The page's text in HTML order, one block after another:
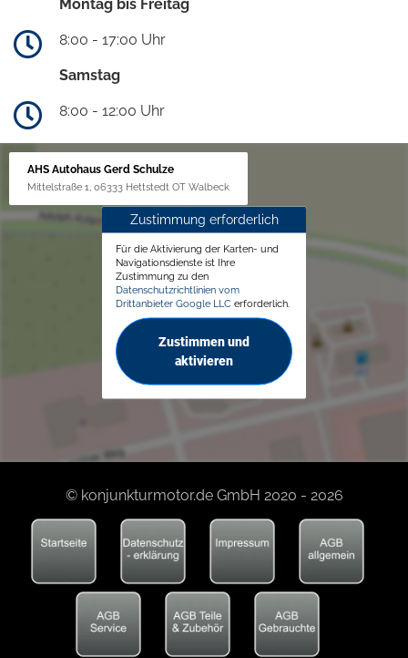
Montag bis Freitag
8:00 - 17:00 Uhr
Samstag
8:00 - 12:00 Uhr
AHS Autohaus Gerd Schulze
Mittelstraße 1, 06333 Hettstedt OT Walbeck
Zustimmung erforderlich
Für die Aktivierung der Karten- und
Navigationsdienste ist Ihre
Zustimmung zu den
Datenschutzrichtlinien vom
Drittanbieter Google LLC erforderlich.
Zustimmen und
aktivieren
© konjunkturmotor.de GmbH 2020 - 2026